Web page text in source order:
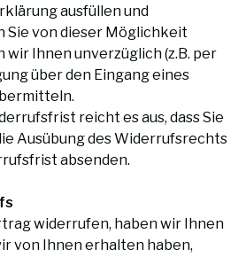
ausfüllen und
Sie von dieser Möglichkeit
wir Ihnen unverzüglich (z.B. per
über den Eingang eines
reicht es aus, dass Sie
Ausübung des Widerrufsrechts
absenden.
widerrufen, haben wir Ihnen
von Ihnen erhalten haben,